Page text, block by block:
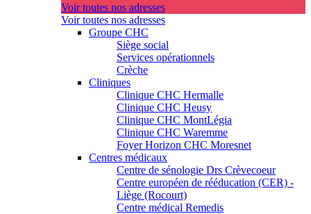
Voir toutes nos adresses
Voir toutes nos adresses
Groupe CHC
Siège social
Services opérationnels
Crèche
Cliniques
Clinique CHC Hermalle
Clinique CHC Heusy
Clinique CHC MontLégia
Clinique CHC Waremme
Foyer Horizon CHC Moresnet
Centres médicaux
Centre de sénologie Drs Crèvecoeur
Centre européen de rééducation (CER) -
Liège (Rocourt)
Centre médical Remedis